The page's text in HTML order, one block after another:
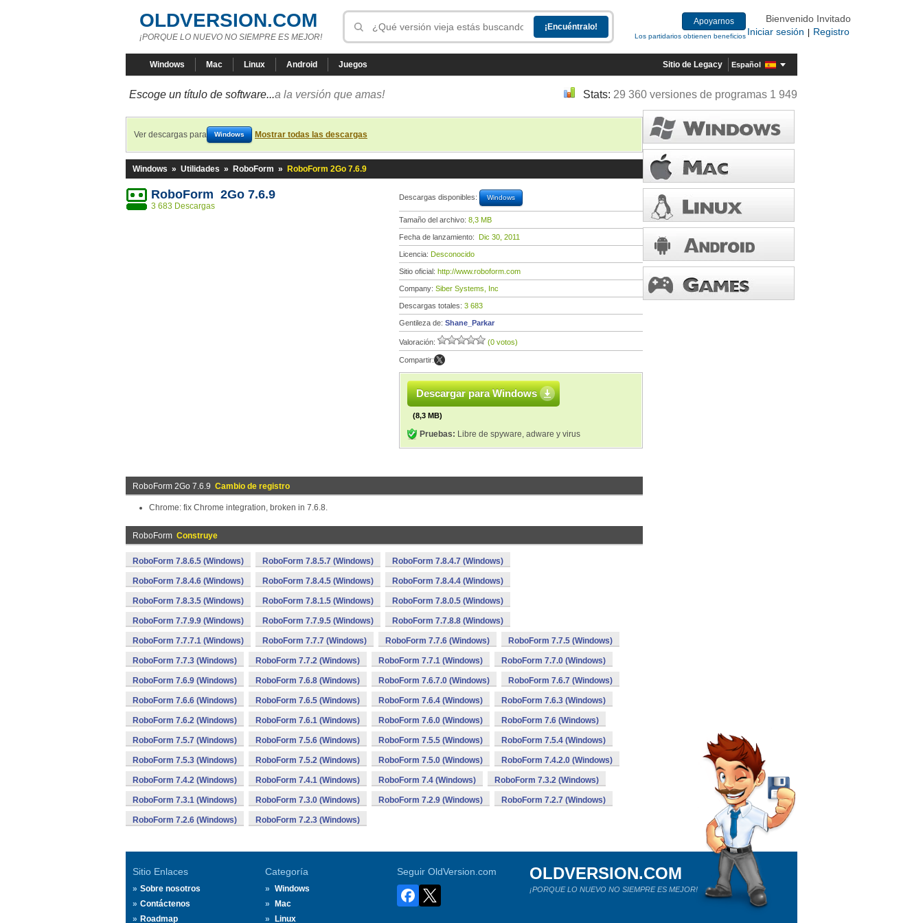
OLDVERSION.COM
¡PORQUE LO NUEVO NO SIEMPRE ES MEJOR!
Apoyarnos
Los partidarios obtienen beneficios
Bienvenido Invitado
Iniciar sesión
Registro
Windows Mac Linux Android Juegos Sitio de Legacy Español
Escoge un título de software...a la versión que amas! Stats: 29 360 versiones de programas 1 949
Ver descargas para Windows Mostrar todas las descargas
Windows » Utilidades » RoboForm » RoboForm 2Go 7.6.9
RoboForm 2Go 7.6.9
3 683 Descargas
Descargas disponibles: Windows
Tamaño del archivo: 8,3 MB
Fecha de lanzamiento: Dic 30, 2011
Licencia: Desconocido
Sitio oficial: http://www.roboform.com
Company: Siber Systems, Inc
Descargas totales: 3 683
Gentileza de: Shane_Parkar
Valoración: (0 votos)
Compartir:
Descargar para Windows
(8,3 MB)
Pruebas: Libre de spyware, adware y virus
RoboForm 2Go 7.6.9 Cambio de registro
Chrome: fix Chrome integration, broken in 7.6.8.
RoboForm Construye
RoboForm 7.8.6.5 (Windows) RoboForm 7.8.5.7 (Windows) RoboForm 7.8.4.7 (Windows)
RoboForm 7.8.4.6 (Windows) RoboForm 7.8.4.5 (Windows) RoboForm 7.8.4.4 (Windows)
RoboForm 7.8.3.5 (Windows) RoboForm 7.8.1.5 (Windows) RoboForm 7.8.0.5 (Windows)
RoboForm 7.7.9.9 (Windows) RoboForm 7.7.9.5 (Windows) RoboForm 7.7.8.8 (Windows)
RoboForm 7.7.7.1 (Windows) RoboForm 7.7.7 (Windows) RoboForm 7.7.6 (Windows) RoboForm 7.7.5 (Windows)
RoboForm 7.7.3 (Windows) RoboForm 7.7.2 (Windows) RoboForm 7.7.1 (Windows) RoboForm 7.7.0 (Windows)
RoboForm 7.6.9 (Windows) RoboForm 7.6.8 (Windows) RoboForm 7.6.7.0 (Windows) RoboForm 7.6.7 (Windows)
RoboForm 7.6.6 (Windows) RoboForm 7.6.5 (Windows) RoboForm 7.6.4 (Windows) RoboForm 7.6.3 (Windows)
RoboForm 7.6.2 (Windows) RoboForm 7.6.1 (Windows) RoboForm 7.6.0 (Windows) RoboForm 7.6 (Windows)
RoboForm 7.5.7 (Windows) RoboForm 7.5.6 (Windows) RoboForm 7.5.5 (Windows) RoboForm 7.5.4 (Windows)
RoboForm 7.5.3 (Windows) RoboForm 7.5.2 (Windows) RoboForm 7.5.0 (Windows) RoboForm 7.4.2.0 (Windows)
RoboForm 7.4.2 (Windows) RoboForm 7.4.1 (Windows) RoboForm 7.4 (Windows) RoboForm 7.3.2 (Windows)
RoboForm 7.3.1 (Windows) RoboForm 7.3.0 (Windows) RoboForm 7.2.9 (Windows) RoboForm 7.2.7 (Windows)
RoboForm 7.2.6 (Windows) RoboForm 7.2.3 (Windows)
Sitio Enlaces
Sobre nosotros
Contáctenos
Roadmap
Categoría
Windows
Mac
Linux
Seguir OldVersion.com OLDVERSION.COM
¡PORQUE LO NUEVO NO SIEMPRE ES MEJOR!